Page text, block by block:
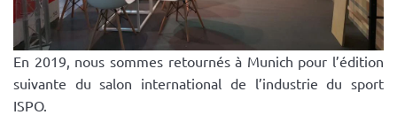
En 2019, nous sommes retournés à Munich pour l’édition
suivante du salon international de l’industrie du sport
ISPO.